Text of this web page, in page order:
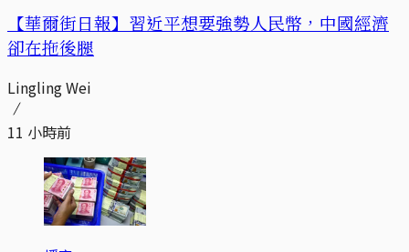
【華爾街日報】習近平想要強勢人民幣，中國經濟
卻在拖後腿
Lingling Wei
11 小時前